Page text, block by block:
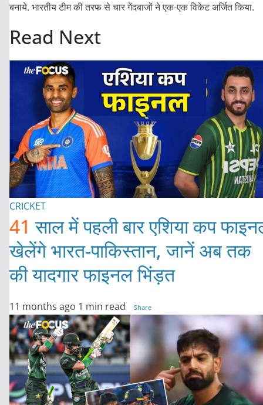
बनाये. भारतीय टीम की तरफ से चार गेंदबाजों ने एक-एक विकेट अर्जित किया.
Read Next
CRICKET
41 साल में पहली बार एशिया कप
खेलेंगे भारत-पाकिस्तान, जानें अब तक
की यादगार फाइनल भिंड़त
11 months ago 1 min read Share